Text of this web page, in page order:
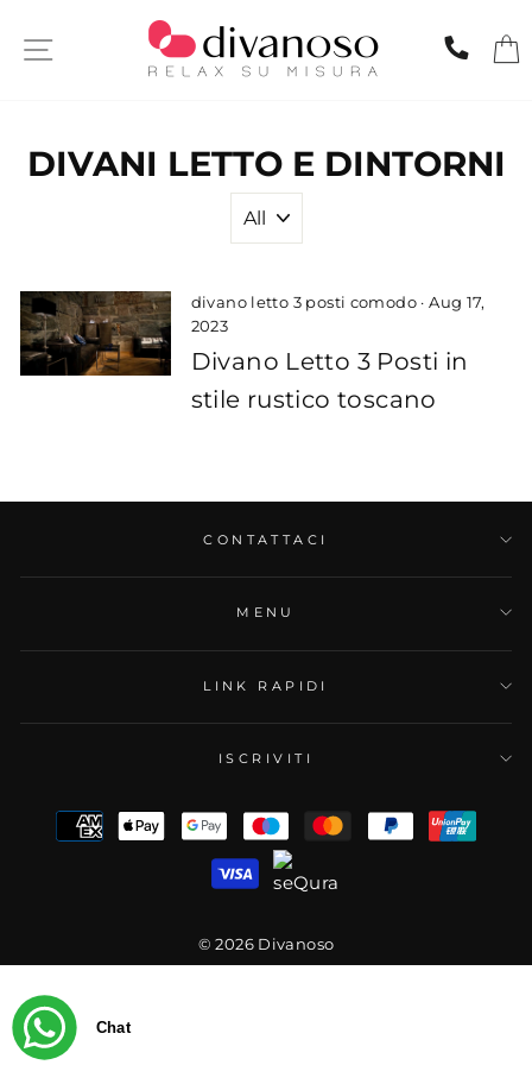
SITE NAVIGATION
DIVANI LETTO E DINTORNI
divano letto 3 posti comodo·Aug 17,
2023
Divano Letto 3 Posti in
stile rustico toscano
CONTATTACI
MENU
LINK RAPIDI
ISCRIVITI
© 2026 Divanoso
Chat